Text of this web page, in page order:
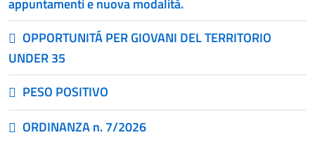
appuntamenti e nuova modalità.
OPPORTUNITÁ PER GIOVANI DEL TERRITORIO
UNDER 35
PESO POSITIVO
ORDINANZA n. 7/2026